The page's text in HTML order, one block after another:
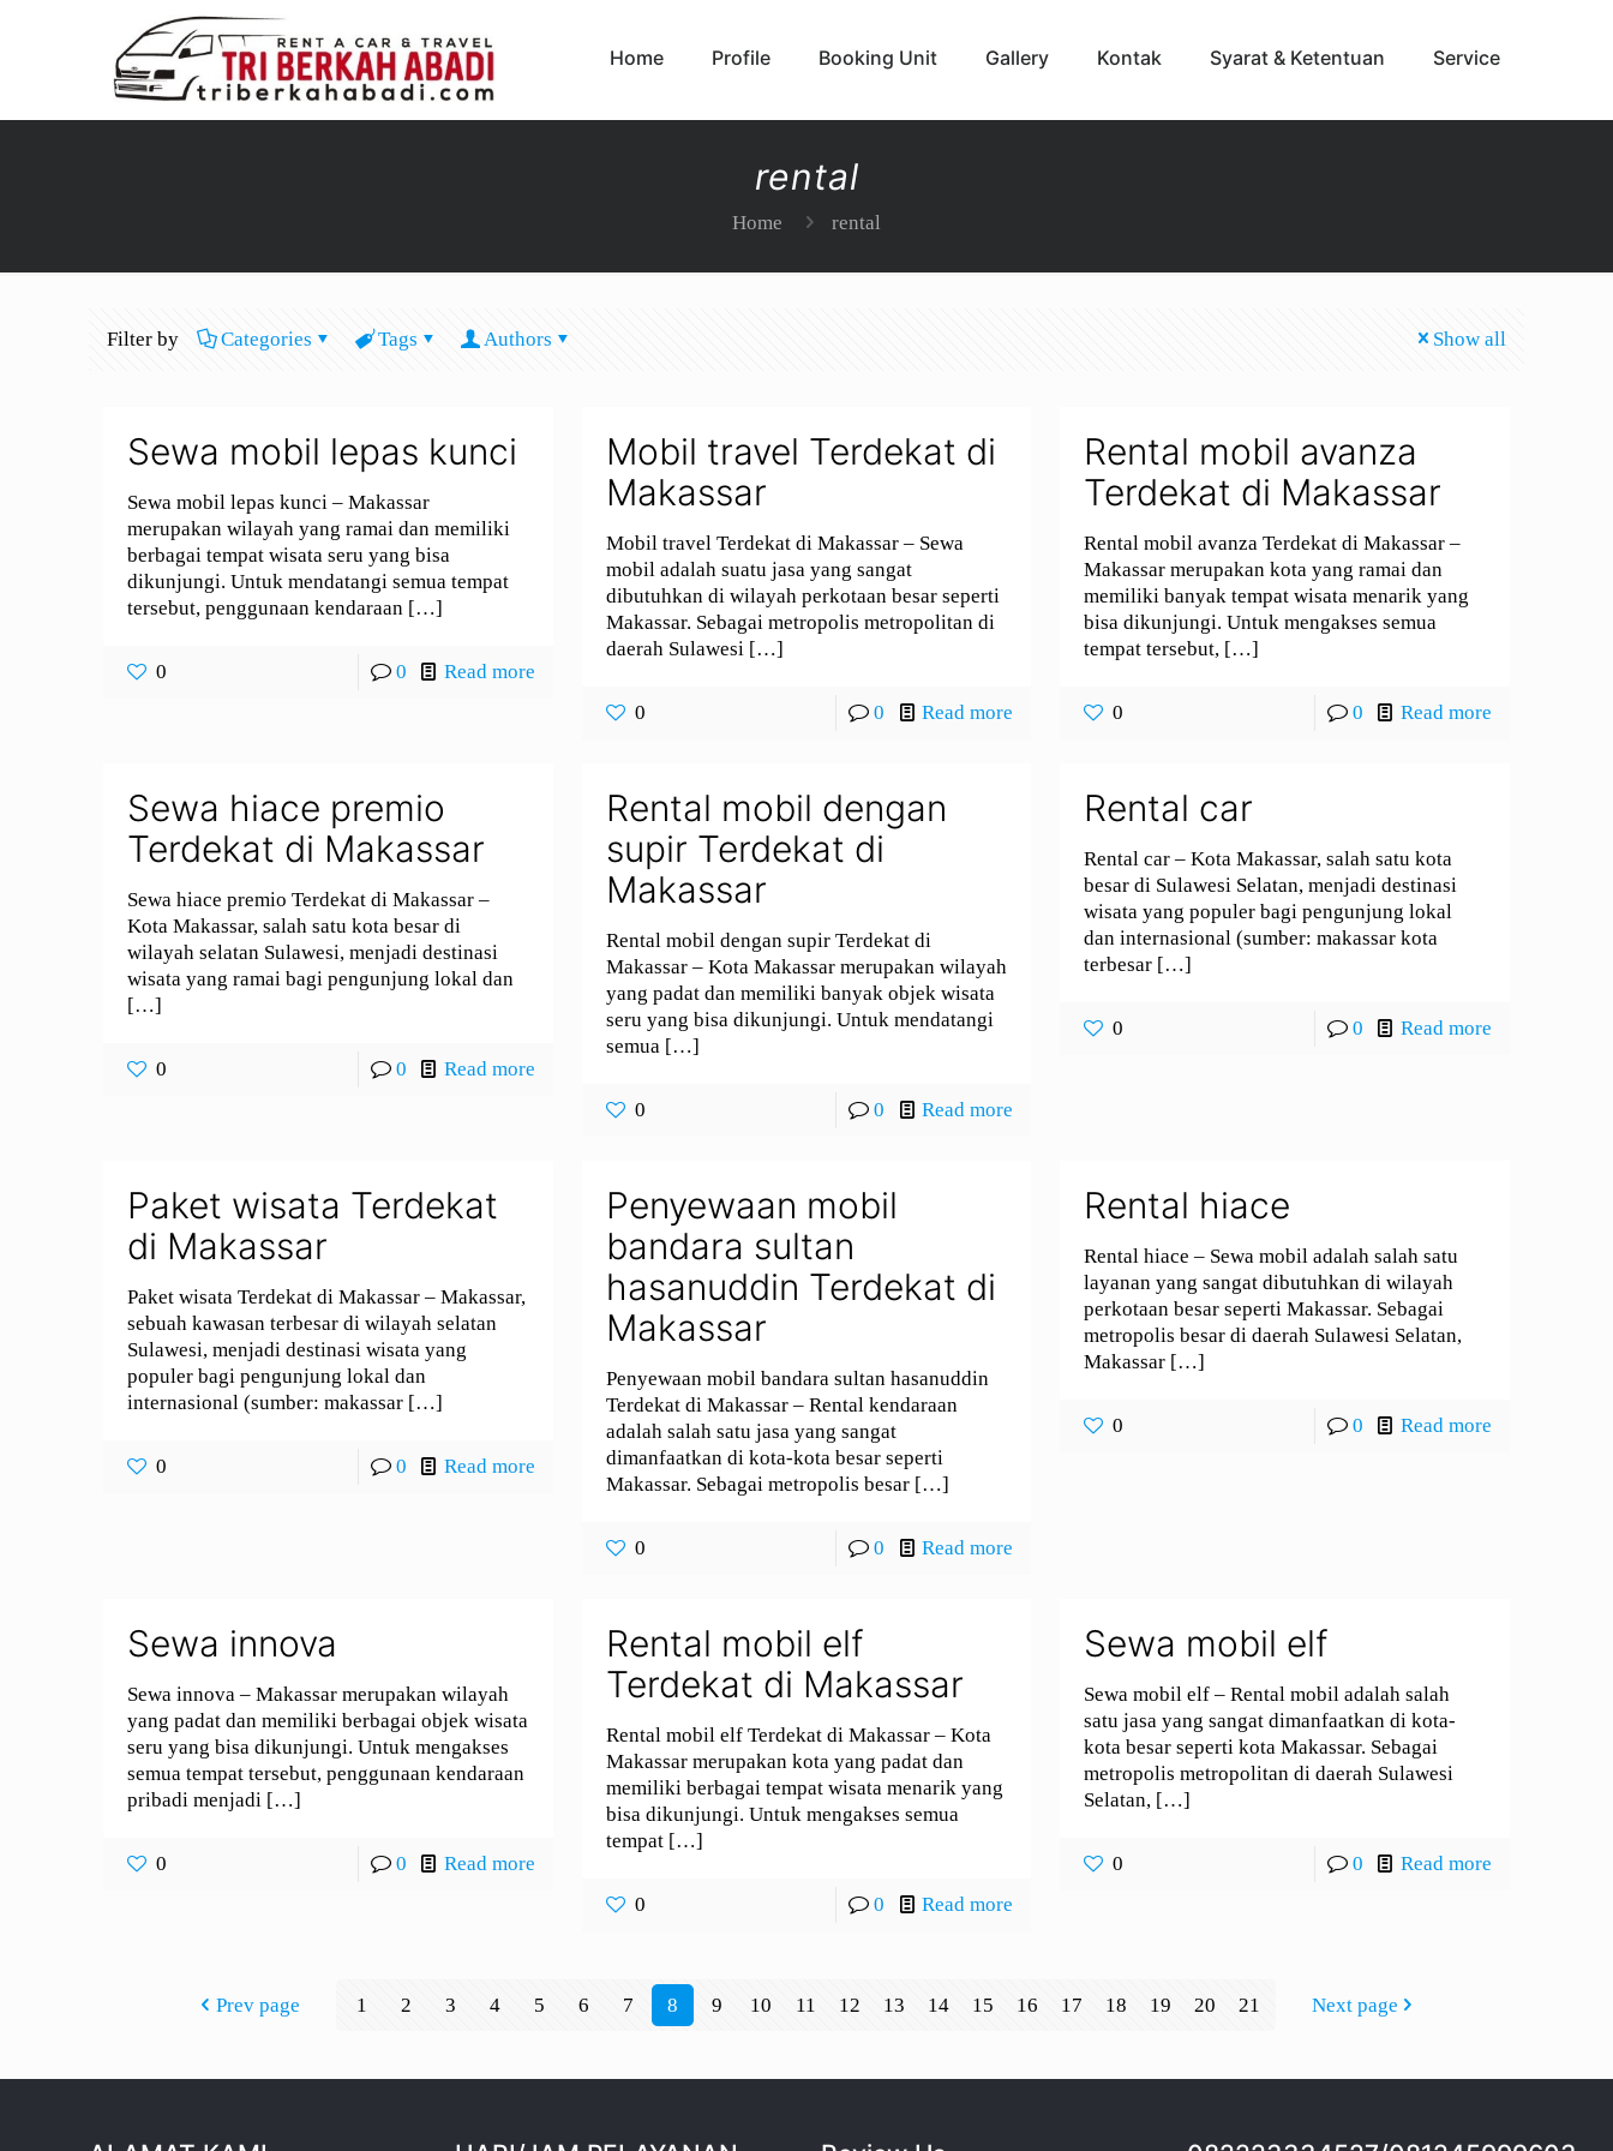
Home Profile Booking Unit Gallery Kontak Syarat & Ketentuan Service
rental
Home rental
Filter by Categories Tags Authors Show all
Sewa mobil lepas kunci
Sewa mobil lepas kunci – Makassar
merupakan wilayah yang ramai dan memiliki
berbagai tempat wisata seru yang bisa
dikunjungi. Untuk mendatangi semua tempat
tersebut, penggunaan kendaraan[…]
0 0 Read more
Mobil travel Terdekat di
Makassar
Mobil travel Terdekat di Makassar – Sewa
mobil adalah suatu jasa yang sangat
dibutuhkan di wilayah perkotaan besar seperti
Makassar. Sebagai metropolis metropolitan di
daerah Sulawesi[…]
0 0 Read more
Rental mobil avanza
Terdekat di Makassar
Rental mobil avanza Terdekat di Makassar –
Makassar merupakan kota yang ramai dan
memiliki banyak tempat wisata menarik yang
bisa dikunjungi. Untuk mengakses semua
tempat tersebut, […]
0 0 Read more
Sewa hiace premio
Terdekat di Makassar
Sewa hiace premio Terdekat di Makassar –
Kota Makassar, salah satu kota besar di
wilayah selatan Sulawesi, menjadi destinasi
wisata yang ramai bagi pengunjung lokal dan
[…]
0 0 Read more
Rental mobil dengan
supir Terdekat di
Makassar
Rental mobil dengan supir Terdekat di
Makassar – Kota Makassar merupakan wilayah
yang padat dan memiliki banyak objek wisata
seru yang bisa dikunjungi. Untuk mendatangi
semua[…]
0 0 Read more
Rental car
Rental car – Kota Makassar, salah satu kota
besar di Sulawesi Selatan, menjadi destinasi
wisata yang populer bagi pengunjung lokal
dan internasional (sumber: makassar kota
terbesar […]
0 0 Read more
Paket wisata Terdekat
di Makassar
Paket wisata Terdekat di Makassar – Makassar,
sebuah kawasan terbesar di wilayah selatan
Sulawesi, menjadi destinasi wisata yang
populer bagi pengunjung lokal dan
internasional (sumber: makassar[…]
0 0 Read more
Penyewaan mobil
bandara sultan
hasanuddin Terdekat di
Makassar
Penyewaan mobil bandara sultan hasanuddin
Terdekat di Makassar – Rental kendaraan
adalah salah satu jasa yang sangat
dimanfaatkan di kota-kota besar seperti
Makassar. Sebagai metropolis besar[…]
0 0 Read more
Rental hiace
Rental hiace – Sewa mobil adalah salah satu
layanan yang sangat dibutuhkan di wilayah
perkotaan besar seperti Makassar. Sebagai
metropolis besar di daerah Sulawesi Selatan,
Makassar […]
0 0 Read more
Sewa innova
Sewa innova – Makassar merupakan wilayah
yang padat dan memiliki berbagai objek wisata
seru yang bisa dikunjungi. Untuk mengakses
semua tempat tersebut, penggunaan kendaraan
pribadi menjadi[…]
0 0 Read more
Rental mobil elf
Terdekat di Makassar
Rental mobil elf Terdekat di Makassar – Kota
Makassar merupakan kota yang padat dan
memiliki berbagai tempat wisata menarik yang
bisa dikunjungi. Untuk mengakses semua
tempat[…]
0 0 Read more
Sewa mobil elf
Sewa mobil elf – Rental mobil adalah salah
satu jasa yang sangat dimanfaatkan di kota-
kota besar seperti kota Makassar. Sebagai
metropolis metropolitan di daerah Sulawesi
Selatan, […]
0 0 Read more
Prev page 1 2 3 4 5 6 7 8 9 10 11 12 13 14 15 16 17 18 19 20 21 Next page